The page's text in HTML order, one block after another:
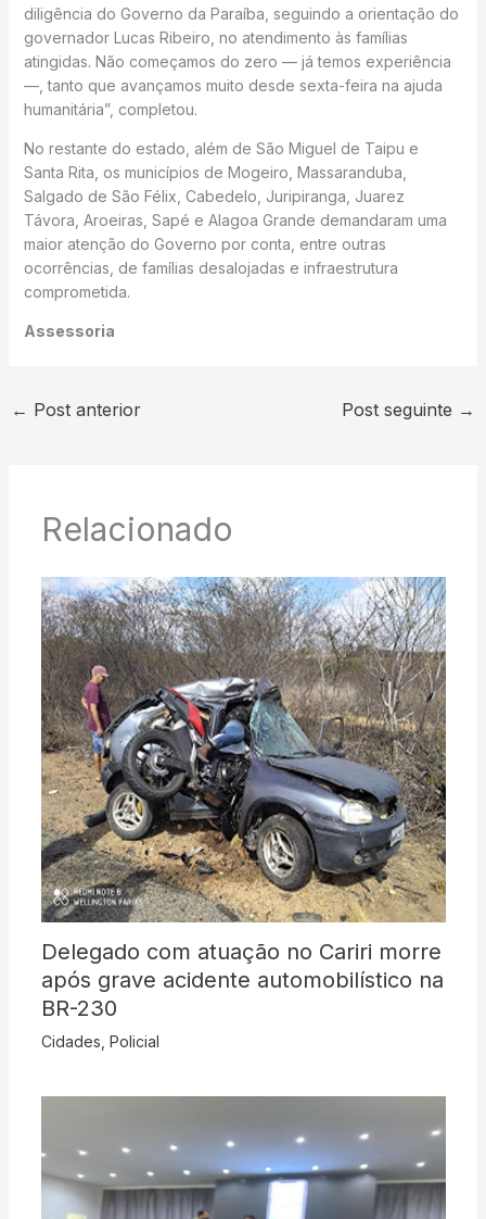
diligência do Governo da Paraíba, seguindo a orientação do
governador Lucas Ribeiro, no atendimento às famílias
atingidas. Não começamos do zero — já temos experiência
—, tanto que avançamos muito desde sexta-feira na ajuda
humanitária”, completou.
No restante do estado, além de São Miguel de Taipu e
Santa Rita, os municípios de Mogeiro, Massaranduba,
Salgado de São Félix, Cabedelo, Juripiranga, Juarez
Távora, Aroeiras, Sapé e Alagoa Grande demandaram uma
maior atenção do Governo por conta, entre outras
ocorrências, de famílias desalojadas e infraestrutura
comprometida.
Assessoria
← Post anterior Post seguinte →
Relacionado
Delegado com atuação no Cariri morre
após grave acidente automobilístico na
BR-230
Cidades Policial